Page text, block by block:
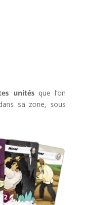
unitésque l’on
sa zone, sous